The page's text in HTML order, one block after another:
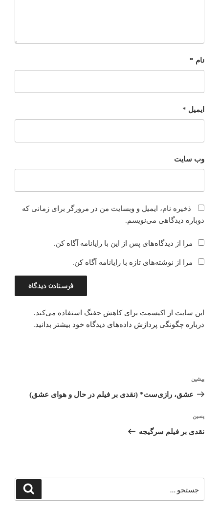
نام *
ایمیل *
وب‌ سایت
ذخیره نام، ایمیل و وبسایت من در مرورگر برای زمانی که
دوباره دیدگاهی می‌نویسم.
مرا از دیدگاه‌های پس از این با رایانامه آگاه کن.
مرا از نوشته‌های تازه با رایانامه آگاه کن.
این سایت از اکیسمت برای کاهش جفنگ استفاده می‌کند.
درباره چگونگی پردازش داده‌های دیدگاه خود بیشتر بدانید.
نوشته
قبلی
پیشین
عشق، رازی‌ست* (نقدی بر فیلم در حال و هوای عشق)
نوشته‌ٔ
بعدی
پسین
نقدی بر فیلم سرگیجه
برای
جستجو